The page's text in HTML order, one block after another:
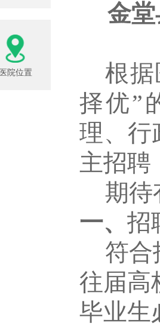
医院位置
金
根
择优”
理、行
主招聘
期待
一、 招
符合
往届高
毕业生